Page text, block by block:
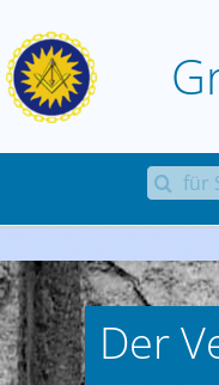
Inhalt
springen
Suche
nach:
Der